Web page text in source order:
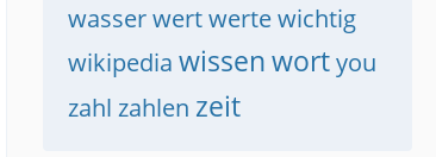
wasserwertwertewichtig
wikipedia wissenwortyou
zahl zahlen zeit